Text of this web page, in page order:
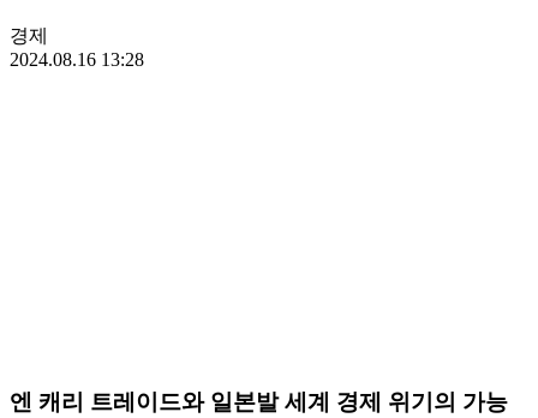
경제
2024.08.16 13:28
엔 캐리 트레이드와 일본발 세계 경제 위기의 가능